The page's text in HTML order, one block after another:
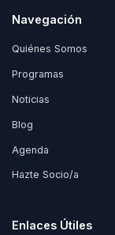
Navegación
Quiénes Somos
Programas
Noticias
Blog
Agenda
Hazte Socio/a
Enlaces Útiles